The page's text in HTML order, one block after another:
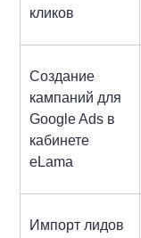
кликов
Создание
кампаний для
Google Ads в
кабинете
eLama
Импорт лидов